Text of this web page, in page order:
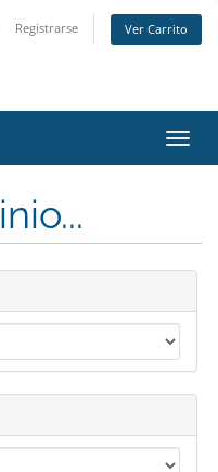
Registrarse Ver Carrito